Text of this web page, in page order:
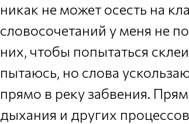
никак не может осесть на
словосочетаний у меня не
них, чтобы попытаться
пытаюсь, но слова
прямо в реку забвения.
дыхания и других